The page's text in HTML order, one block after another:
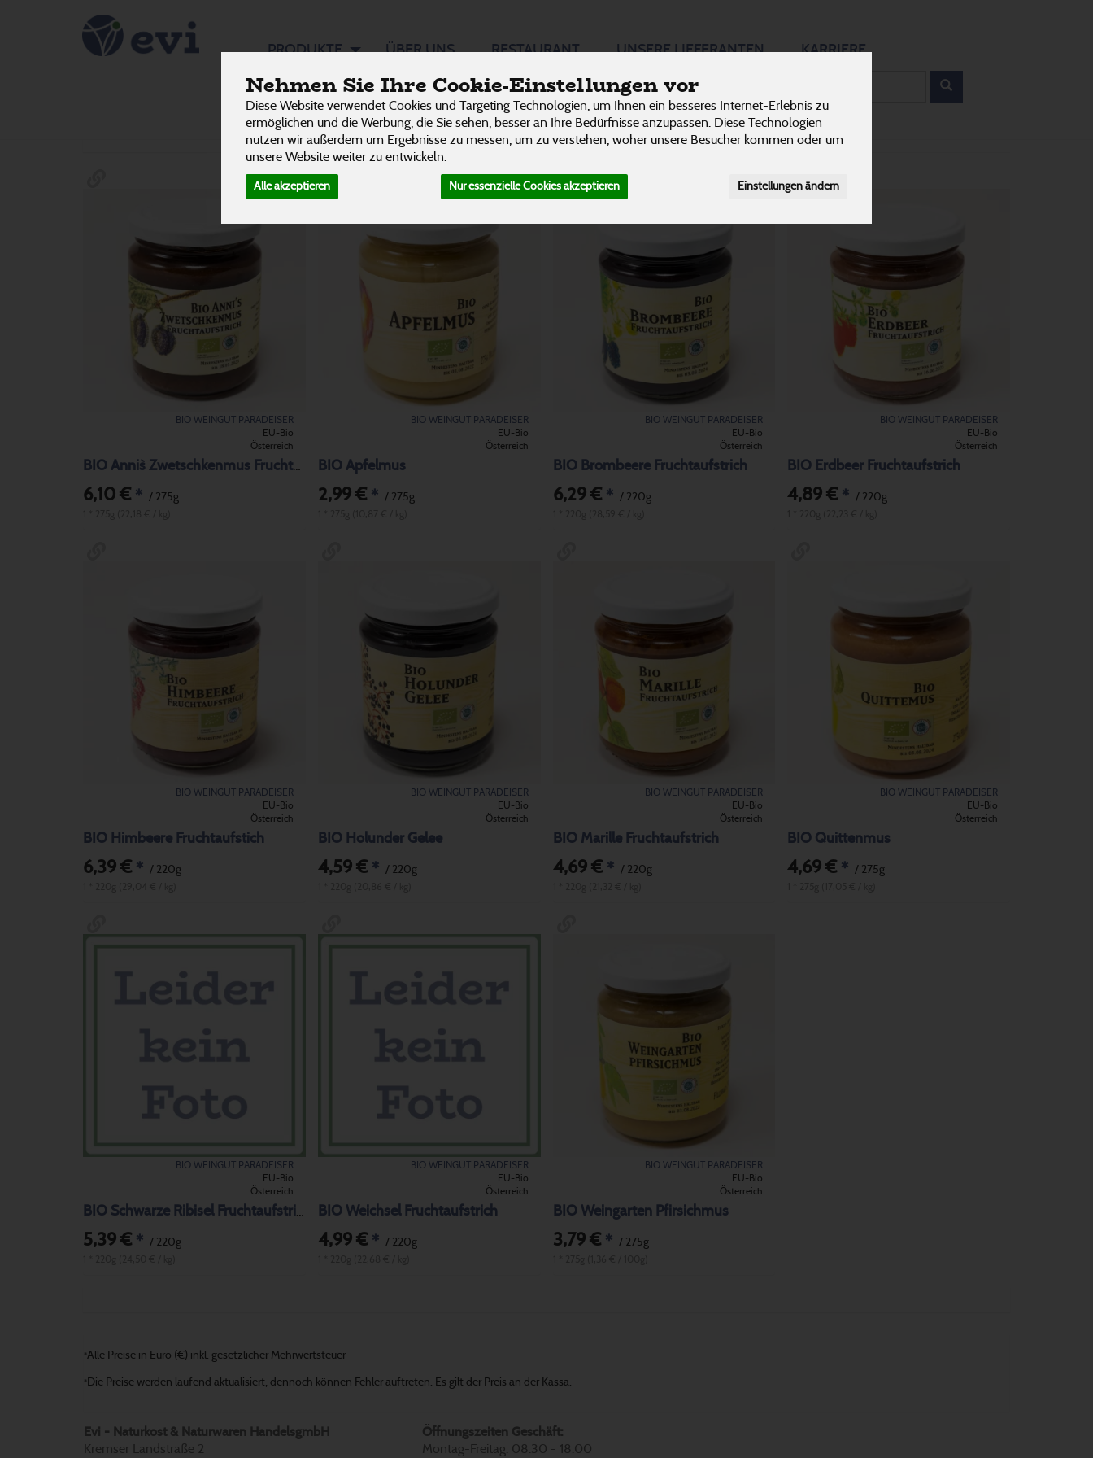
Nehmen Sie Ihre Cookie-Einstellungen vor
Diese Website verwendet Cookies und Targeting Technologien, um Ihnen ein besseres Internet-Erlebnis zu
ermöglichen und die Werbung, die Sie sehen, besser an Ihre Bedürfnisse anzupassen. Diese Technologien
nutzen wir außerdem um Ergebnisse zu messen, um zu verstehen, woher unsere Besucher kommen oder um
unsere Website weiter zu entwickeln.
Alle akzeptieren Nur essenzielle Cookies akzeptieren Einstellungen ändern
PRODUKTE ÜBER UNS RESTAURANT UNSERE LIEFERANTEN KARRIERE
Aufstriche süß &
herzhaft 11 von 3242
Allergene
BIO WEINGUT PARADEISER
EU-Bio
Österreich
6,10 € * / 275g
BIO WEINGUT PARADEISER
EU-Bio
Österreich
BIO Apfelmus
2,99 €* / 275g
BIO WEINGUT PARADEISER
EU-Bio
Österreich
BIO Brombeere Fruchtaufstrich
6,29 €* / 220g
BIO WEINGUT PARADEISER
EU-Bio
Österreich
BIO Erdbeer Fruchtaufstrich
4,89 € * / 220g
BIO WEINGUT PARADEISER
EU-Bio
Österreich
BIO Himbeere Fruchtaufstich
6,39 € * / 220g
BIO WEINGUT PARADEISER
EU-Bio
Österreich
BIO Holunder Gelee
4,59 €* / 220g
BIO WEINGUT PARADEISER
EU-Bio
Österreich
BIO Marille Fruchtaufstrich
4,69 €* / 220g
BIO WEINGUT PARADEISER
EU-Bio
Österreich
BIO Quittenmus
4,69 € * / 275g
BIO WEINGUT PARADEISER
EU-Bio
Österreich
5,39 € * / 220g
BIO WEINGUT PARADEISER
EU-Bio
Österreich
BIO Weichsel Fruchtaufstrich
4,99 €* / 220g
BIO WEINGUT PARADEISER
EU-Bio
Österreich
BIO Weingarten Pfirsichmus
3,79 €* / 275g
*Alle Preise in Euro (€) inkl. gesetzlicher Mehrwertsteuer
* Die Preise werden laufend aktualisiert, dennoch können Fehler auftreten. Es gilt der Preis an der Kassa.
Evi - Naturkost & Naturwaren HandelsgmbH
Kremser Landstraße 2
Öffnungszeiten Geschäft:
Montag-Freitag: 08:30 - 18:00